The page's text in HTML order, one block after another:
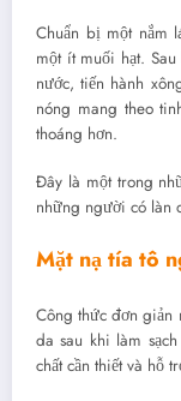
Chuẩn bị một nắm
một ít muối hạt.
nước, tiến hành
nóng mang theo
thoáng hơn.
Đây là một trong
những người có làn
Mặt nạ tía tô
Công thức đơn giản
da sau khi làm
chất cần thiết và hỗ